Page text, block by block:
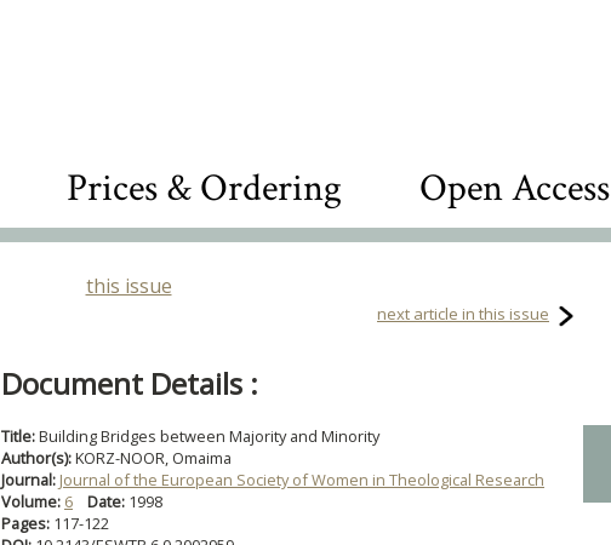
Prices & Ordering Open Access
this issue
next article in this issue
Document Details :
Title:Building Bridges between Majority and Minority
Author(s):KORZ-NOOR, Omaima
Journal: Journal of the European Society of Women in Theological Research
Volume: 6 Date: 1998
Pages: 117-122